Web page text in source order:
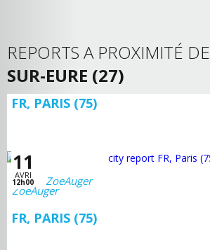
REPORTS A PROXIMITÉ DE
SUR-EURE (27)
FR, PARIS (75)
11
AVRI
12h00
ZoeAuger
FR, PARIS (75)